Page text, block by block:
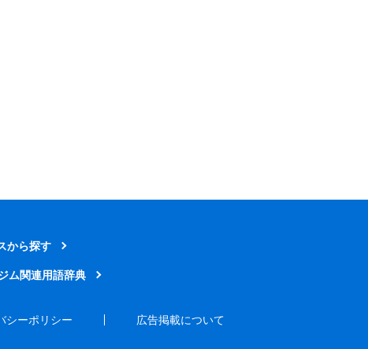
から探す
ム関連用語辞典
シーポリシー 広告掲載について